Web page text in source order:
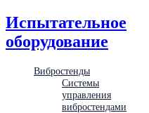
Испытательное
оборудование
Вибростенды
Системы
управления
вибростендами